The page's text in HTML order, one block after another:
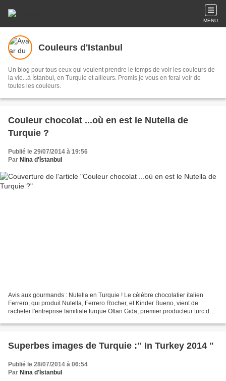
MENU
Couleurs d'Istanbul
Un blog pour tous ceux qui veulent prendre le temps de voir les couleurs de
la vie...à İstanbul, en Turquie et ailleurs. Promis je vous en ferai voir de
toutes les couleurs.
Couleur chocolat ...où en est le Nutella de
Turquie ?
Publié le 29/07/2014 à 19:56
Par Nina d'İstanbul
Avis aux gourmands : Nutella en Turquie ! Le célèbre chocolatier italien
Ferrero, qui produit Nutella, Ferrero Rocher, et Kinder Bueno, vient de
racheter l'entreprise familiale turque Oltan Gida, premier producteur turc de
Superbes images de Turquie :" In Turkey 2014 "
Publié le 28/07/2014 à 06:54
Par Nina d'İstanbul